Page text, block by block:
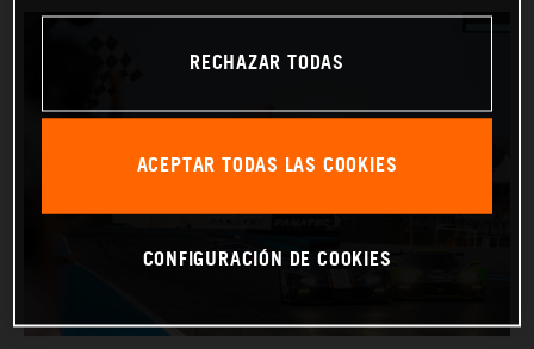
RECHAZAR TODAS
ACEPTAR TODAS LAS COOKIES
CONFIGURACIÓN DE COOKIES